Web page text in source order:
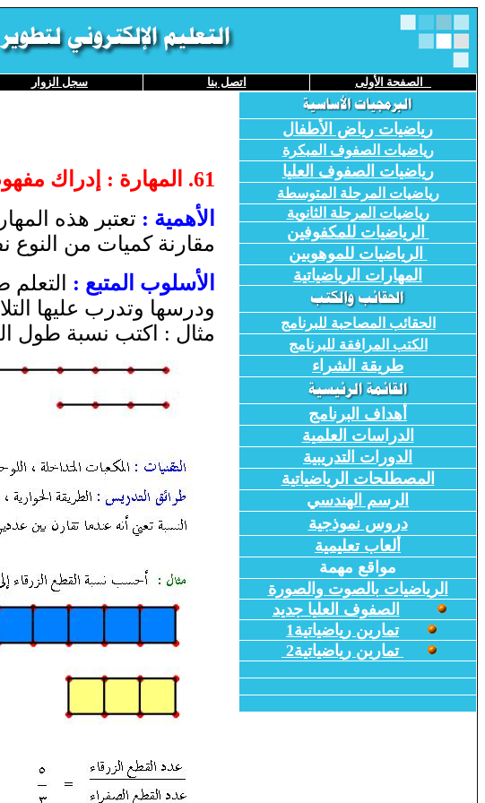
الصفحة الأولى اتصل بنا سجل الزوار
رياضيات رياض الأطفال
رياضيات الصفوف المبكرة
رياضيات الصفوف العليا
رياضيات المرحلة المتوسطة
رياضيات المرحلة الثانوية
الرياضيات للمكفوفين
الرياضيات للموهوبين
المهارات الرياضياتية
الحقائب المصاحبة للبرنامج
الكتب المرافقة للبرنامج
طريقة الشراء
أهداف البرنامج
الدراسات العلمية
الدورات التدريبية
المصطلحات الرياضياتية
الرسم الهندسي
دروس نموذجية
ألعاب تعليمية
مواقع مهمة
الرياضيات بالصوت والصورة
الصفوف العليا جديد
تمارين رياضياتية1
تمارين رياضياتية2
61 . المهارة : إدراك
الأهمية : تعتبر هذه
مقارنة كميات من النوع
الأسلوب المتبع :
ودرسها وتدرب عليها
مثال : اكتب نسبة طول